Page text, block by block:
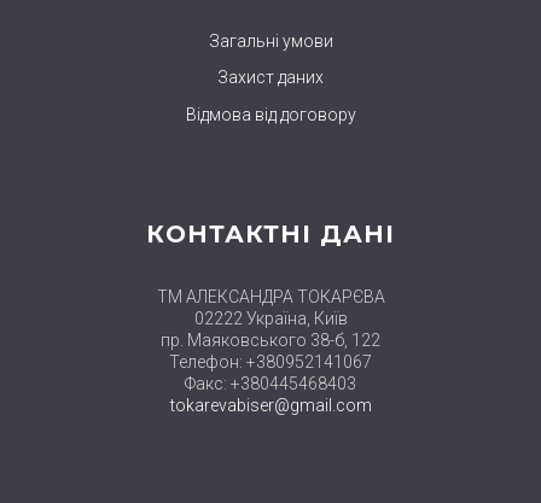
Загальні умови
Захист даних
Відмова від договору
КОНТАКТНІ ДАНІ
ТМ АЛЕКСАНДРА ТОКАРЄВА
02222 Україна, Київ
пр. Маяковського 38-б, 122
Телефон: +380952141067
Факс: +380445468403
tokarevabiser@gmail.com